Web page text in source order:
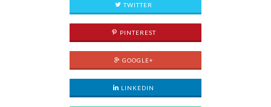
TWITTER
PINTEREST
GOOGLE+
LINKEDIN